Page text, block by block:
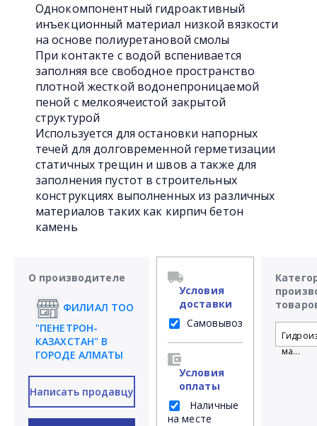
Однокомпонентный гидроактивный
инъекционный материал низкой вязкости
на основе полиуретановой смолы
При контакте с водой вспенивается
заполняя все свободное пространство
плотной жесткой водонепроницаемой
пеной с мелкоячеистой закрытой
структурой
Используется для остановки напорных
течей для долговременной герметизации
статичных трещин и швов а также для
заполнения пустот в строительных
конструкциях выполненных из различных
материалов таких как кирпич бетон
камень
О производителе
ФИЛИАЛ ТОО
"ПЕНЕТРОН-
КАЗАХСТАН" В
ГОРОДЕ АЛМАТЫ
Написать продавцу
Условия
доставки
Самовывоз
Условия
оплаты
Наличные
на месте
ма...